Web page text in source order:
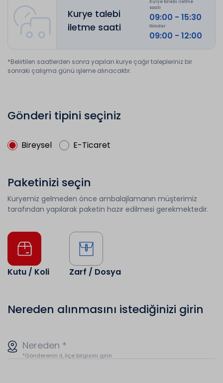
Kurye talebi
iletme saati
Kurye talebi iletme
saati
09:00 - 15:30
Gönder
09:00 - 12:00
*Belirtilen saatlerden sonra yapılan kurye çağır talepleriniz bir
sonraki çalışma günü işleme alınacaktır.
Gönderi tipini seçiniz
Bireysel E-Ticaret
Paketinizi seçin
Kuryemiz gelmeden önce ambalajlamanın müşterimiz
tarafından yapılarak paketin hazır edilmesi gerekmektedir.
Kutu / Koli Zarf / Dosya
Nereden alınmasını istediğinizi girin
*Gönderenin il, ilçe bilgisini girin
Nereden *